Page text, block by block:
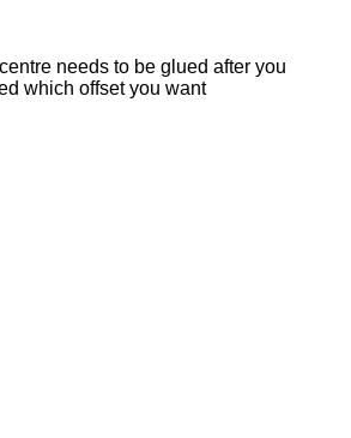
needs to be glued after you
which offset you want